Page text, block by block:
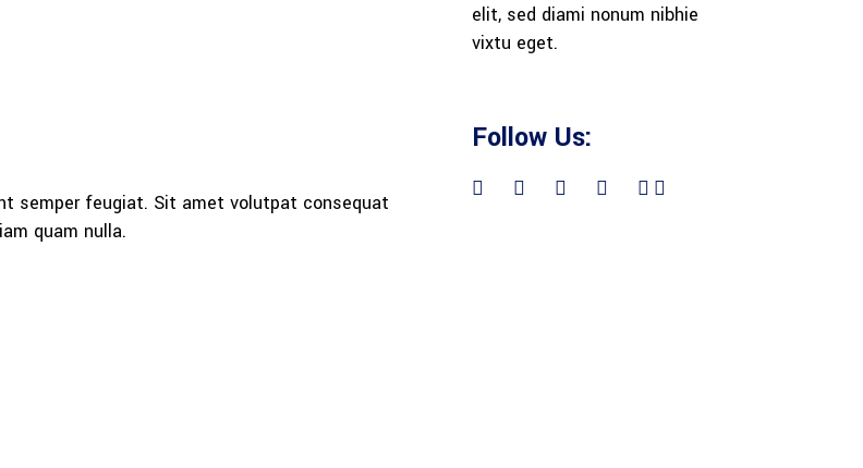
semper feugiat. Sit amet volutpat consequat
quam nulla.
elit, sed diami nonum nibhie
vixtu eget.
Follow Us: